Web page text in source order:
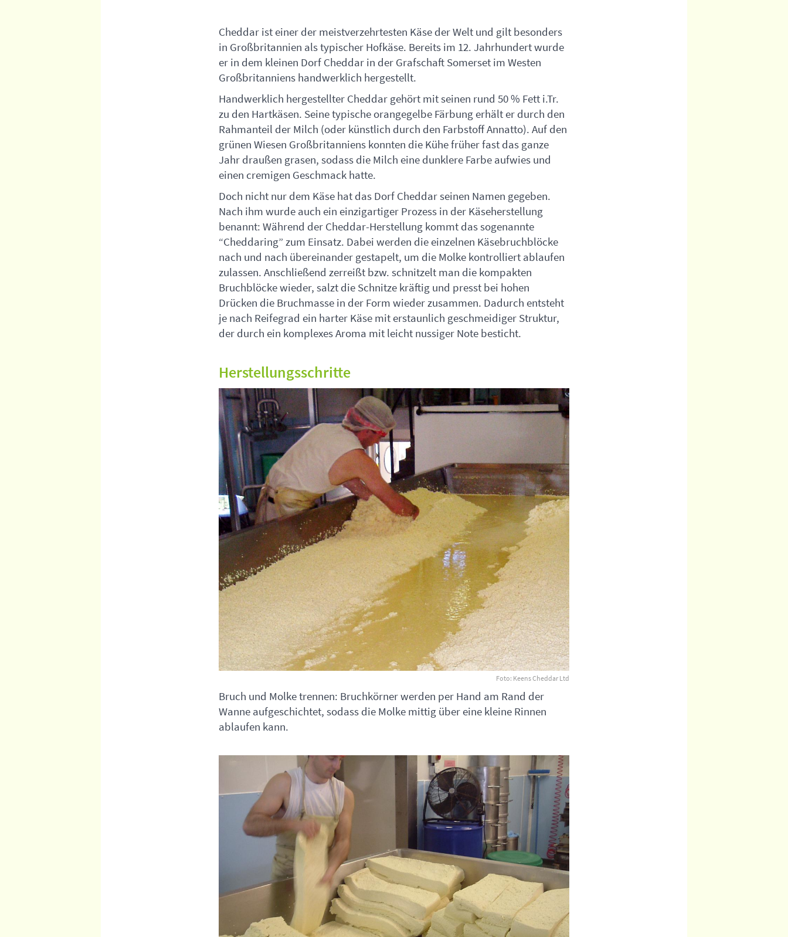
Cheddar ist einer der meistverzehrtesten Käse der Welt und gilt besonders
in Großbritannien als typischer Hofkäse. Bereits im 12. Jahrhundert wurde
er in dem kleinen Dorf Cheddar in der Grafschaft Somerset im Westen
Großbritanniens handwerklich hergestellt.
Handwerklich hergestellter Cheddar gehört mit seinen rund 50 % Fett i.Tr.
zu den Hartkäsen. Seine typische orangegelbe Färbung erhält er durch den
Rahmanteil der Milch (oder künstlich durch den Farbstoff Annatto). Auf den
grünen Wiesen Großbritanniens konnten die Kühe früher fast das ganze
Jahr draußen grasen, sodass die Milch eine dunklere Farbe aufwies und
einen cremigen Geschmack hatte.
Doch nicht nur dem Käse hat das Dorf Cheddar seinen Namen gegeben.
Nach ihm wurde auch ein einzigartiger Prozess in der Käseherstellung
benannt: Während der Cheddar-Herstellung kommt das sogenannte
“Cheddaring” zum Einsatz. Dabei werden die einzelnen Käsebruchblöcke
nach und nach übereinander gestapelt, um die Molke kontrolliert ablaufen
zulassen. Anschließend zerreißt bzw. schnitzelt man die kompakten
Bruchblöcke wieder, salzt die Schnitze kräftig und presst bei hohen
Drücken die Bruchmasse in der Form wieder zusammen. Dadurch entsteht
je nach Reifegrad ein harter Käse mit erstaunlich geschmeidiger Struktur,
der durch ein komplexes Aroma mit leicht nussiger Note besticht.
Herstellungsschritte
Foto: Keens Cheddar Ltd
Bruch und Molke trennen: Bruchkörner werden per Hand am Rand der
Wanne aufgeschichtet, sodass die Molke mittig über eine kleine Rinnen
ablaufen kann.